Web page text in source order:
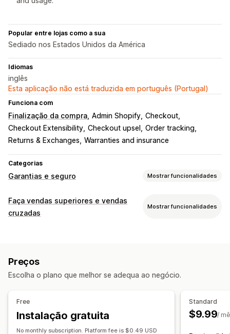
Popular entre lojas como a sua
Sediado nos Estados Unidos da América
Idiomas
inglês
Esta aplicação não está traduzida em português (Portugal)
Funciona com
Finalização da compra Admin Shopify Checkout
Checkout Extensibility Checkout upsel
Order tracking
Returns & Exchanges Warranties and insurance
Categorias
Garantias e seguro Mostrar funcionalidades
Tipo de cobertura
Envio
Embalagens roubadas
Experiência de ativação
Finalização da compra
Confirmação da cobertura
Faça vendas superiores e vendas
cruzadas
Mostrar funcionalidades
Venda superior na finalização da compra
Página de agradecimento de venda superior
Pop-ups
Regras personalizadas
Preços
Escolha o plano que melhor se adequa ao negócio.
Free
Instalação gratuita
No monthly subscription. Platform fee is $0.49 USD
Standard
$9.99/